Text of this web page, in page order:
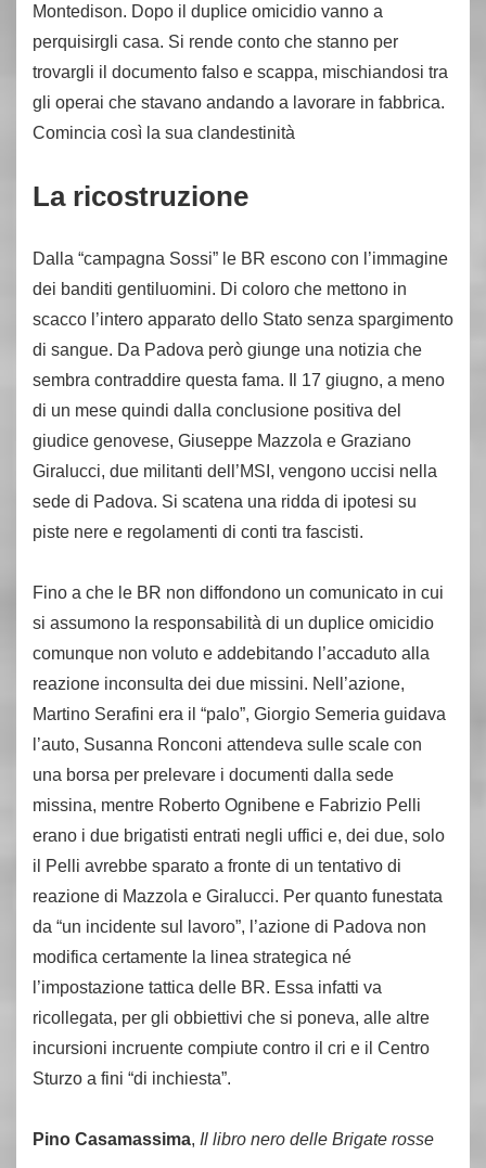
Montedison. Dopo il duplice omicidio vanno a
perquisirgli casa. Si rende conto che stanno per
trovargli il documento falso e scappa, mischiandosi tra
gli operai che stavano andando a lavorare in fabbrica.
Comincia così la sua clandestinità
La ricostruzione
Dalla “campagna Sossi” le BR escono con l’immagine
dei banditi gentiluomini. Di coloro che mettono in
scacco l’intero apparato dello Stato senza spargimento
di sangue. Da Padova però giunge una notizia che
sembra contraddire questa fama. Il 17 giugno, a meno
di un mese quindi dalla conclusione positiva del
giudice genovese, Giuseppe Mazzola e Graziano
Giralucci, due militanti dell’MSI, vengono uccisi nella
sede di Padova. Si scatena una ridda di ipotesi su
piste nere e regolamenti di conti tra fascisti.
Fino a che le BR non diffondono un comunicato in cui
si assumono la responsabilità di un duplice omicidio
comunque non voluto e addebitando l’accaduto alla
reazione inconsulta dei due missini. Nell’azione,
Martino Serafini era il “palo”, Giorgio Semeria guidava
l’auto, Susanna Ronconi attendeva sulle scale con
una borsa per prelevare i documenti dalla sede
missina, mentre Roberto Ognibene e Fabrizio Pelli
erano i due brigatisti entrati negli uffici e, dei due, solo
il Pelli avrebbe sparato a fronte di un tentativo di
reazione di Mazzola e Giralucci. Per quanto funestata
da “un incidente sul lavoro”, l’azione di Padova non
modifica certamente la linea strategica né
l’impostazione tattica delle BR. Essa infatti va
ricollegata, per gli obbiettivi che si poneva, alle altre
incursioni incruente compiute contro il cri e il Centro
Sturzo a fini “di inchiesta”.
Pino Casamassima, Il libro nero delle Brigate rosse